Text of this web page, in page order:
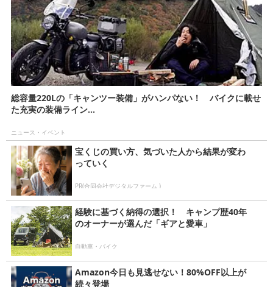
総容量220Lの「キャンツー装備」がハンパない！ バイクに載せ
た充実の装備ライン...
ニュース・イベント
宝くじの買い方、気づいた人から結果が変わ
っていく
PR(合同会社デジタルファーム )
経験に基づく納得の選択！ キャンプ歴40年
のオーナーが選んだ「ギアと愛車」
自動車・バイク
Amazon今日も見逃せない！80%OFF以上が
続々登場